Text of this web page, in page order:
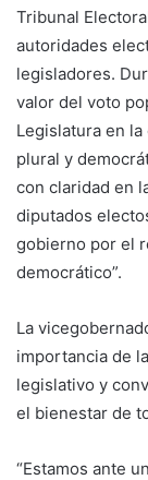
Tribunal
autoridades
legisladores.
valor del voto
Legislatura en
plural y
con claridad en
diputados
gobierno por el
democrático”.
La
importancia de
legislativo y
el bienestar de
“Estamos ante